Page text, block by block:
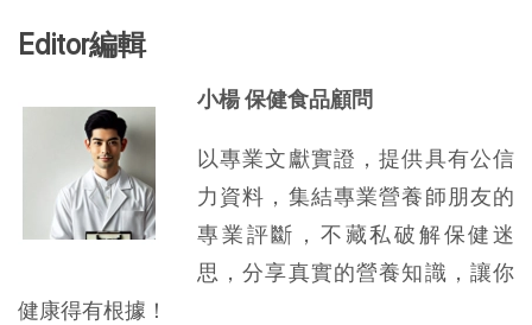
Editor編輯
小楊 保健食品顧問
以專業文獻實證，提供具有公信
力資料，集結專業營養師朋友的
專業評斷，不藏私破解保健迷
思，分享真實的營養知識，讓你
健康得有根據！